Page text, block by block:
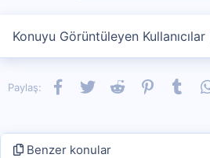
Konuyu Görüntüleyen
Paylaş: Facebook
TwitterReddit Pinterest
Benzer konular